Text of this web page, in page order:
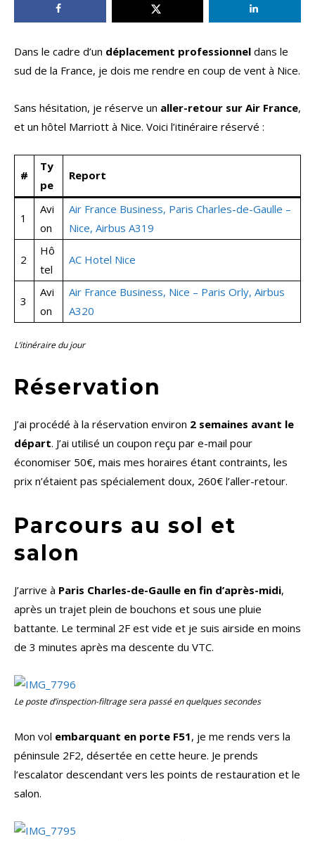
Dans le cadre d’un déplacement professionnel dans le
sud de la France, je dois me rendre en coup de vent à Nice.
Sans hésitation, je réserve un aller-retour sur Air France,
et un hôtel Marriott à Nice. Voici l’itinéraire réservé :
#
Ty
pe
Report
1
Avi
on
Air France Business, Paris Charles-de-Gaulle –
Nice, Airbus A319
2
Hô
tel
AC Hotel Nice
3
Avi
on
Air France Business, Nice – Paris Orly, Airbus
A320
L’itinéraire du jour
Réservation
J’ai procédé à la réservation environ 2 semaines avant le
départ. J’ai utilisé un coupon reçu par e-mail pour
économiser 50€, mais mes horaires étant contraints, les
prix n’étaient pas spécialement doux, 260€ l’aller-retour.
Parcours au sol et
salon
J’arrive à Paris Charles-de-Gaulle en fin d’après-midi,
après un trajet plein de bouchons et sous une pluie
battante. Le terminal 2F est vide et je suis airside en moins
de 3 minutes après ma descente du VTC.
Le poste d’inspection-filtrage sera passé en quelques secondes
Mon vol embarquant en porte F51, je me rends vers la
péninsule 2F2, désertée en cette heure. Je prends
l’escalator descendant vers les points de restauration et le
salon.